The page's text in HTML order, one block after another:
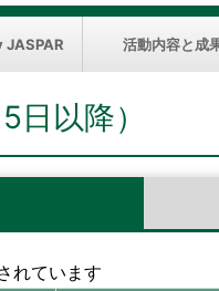
JASPAR 活動内容と成
以降）
れています